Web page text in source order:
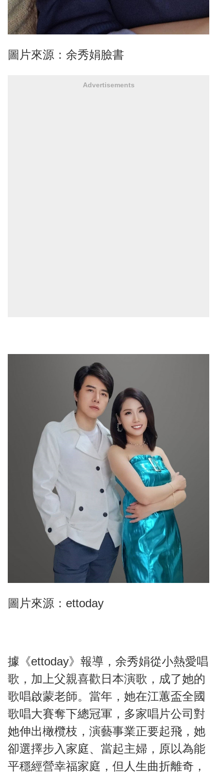
圖片來源：余秀娟臉書
Advertisements
圖片來源：ettoday
據《ettoday》報導，余秀娟從小熱愛唱
歌，加上父親喜歡日本演歌，成了她的
歌唱啟蒙老師。當年，她在江蕙盃全國
歌唱大賽奪下總冠軍，多家唱片公司對
她伸出橄欖枝，演藝事業正要起飛，她
卻選擇步入家庭、當起主婦，原以為能
平穩經營幸福家庭，但人生曲折離奇，